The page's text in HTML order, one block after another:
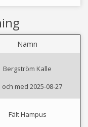
Namn
Bergström Kalle
och med 2025-08-27
Fält Hampus